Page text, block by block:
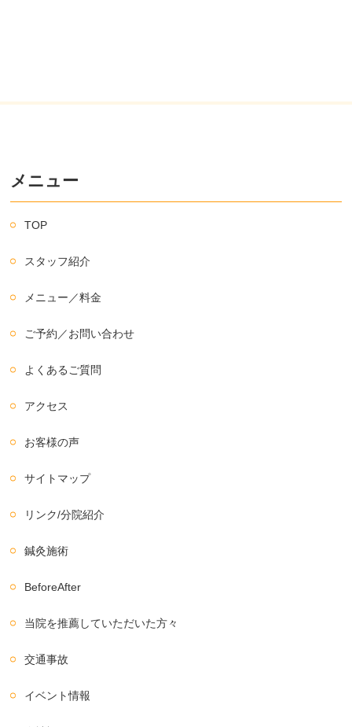
メニュー
TOP
スタッフ紹介
メニュー／料金
ご予約／お問い合わせ
よくあるご質問
アクセス
お客様の声
サイトマップ
リンク/分院紹介
鍼灸施術
BeforeAfter
当院を推薦していただいた方々
交通事故
イベント情報